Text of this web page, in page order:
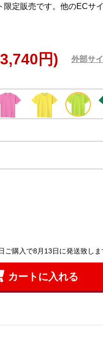
限定販売です。他のECサ
円) 外部サ
ご購入で8月13日に発送致しま
カートに入れる